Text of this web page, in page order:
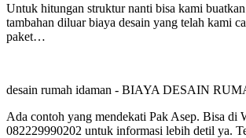
Untuk hitungan struktur nanti bisa kami
tambahan diluar biaya desain yang telah kami
paket…
desain rumah idaman - BIAYA DESAIN
Ada contoh yang mendekati Pak Asep. Bisa di
082229990202 untuk informasi lebih detil ya.